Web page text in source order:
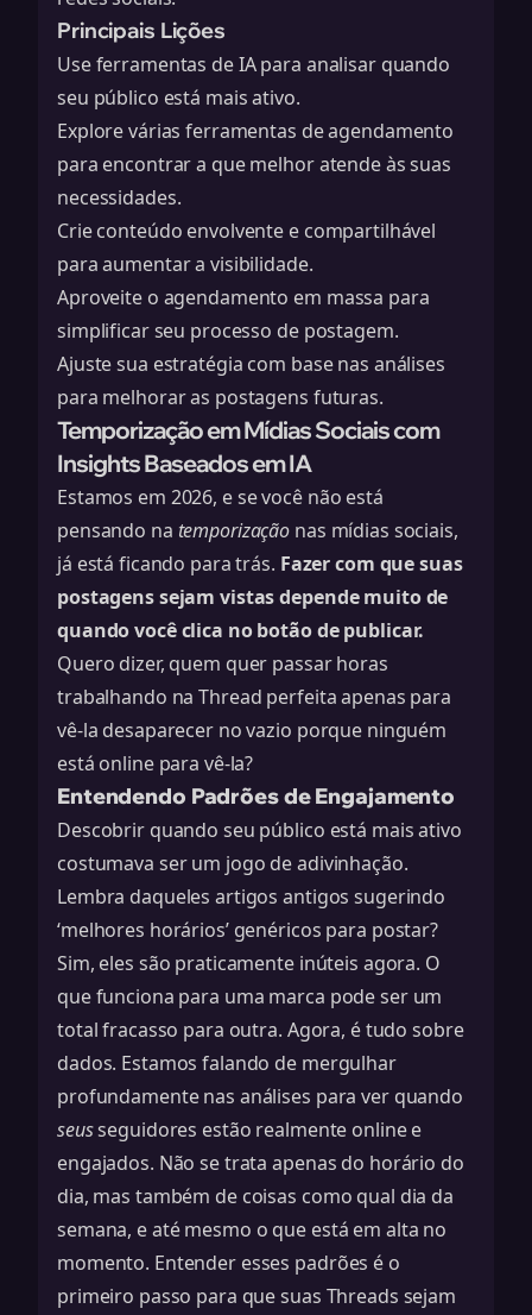
Principais Lições
Use ferramentas de IA para analisar quando
seu público está mais ativo.
Explore várias ferramentas de agendamento
para encontrar a que melhor atende às suas
necessidades.
Crie conteúdo envolvente e compartilhável
para aumentar a visibilidade.
Aproveite o agendamento em massa para
simplificar seu processo de postagem.
Ajuste sua estratégia com base nas análises
para melhorar as postagens futuras.
Temporização em Mídias Sociais com
Insights Baseados em IA
Estamos em 2026, e se você não está
pensando na temporização nas mídias sociais,
já está ficando para trás. Fazer com que suas
postagens sejam vistas depende muito de
quando você clica no botão de publicar.
Quero dizer, quem quer passar horas
trabalhando na Thread perfeita apenas para
vê-la desaparecer no vazio porque ninguém
está online para vê-la?
Entendendo Padrões de Engajamento
Descobrir quando seu público está mais ativo
costumava ser um jogo de adivinhação.
Lembra daqueles artigos antigos sugerindo
‘melhores horários’ genéricos para postar?
Sim, eles são praticamente inúteis agora. O
que funciona para uma marca pode ser um
total fracasso para outra. Agora, é tudo sobre
dados. Estamos falando de mergulhar
profundamente nas análises para ver quando
seusseguidores estão realmente online e
engajados. Não se trata apenas do horário do
dia, mas também de coisas como qual dia da
semana, e até mesmo o que está em alta no
momento. Entender esses padrões é o
primeiro passo para que suas Threads sejam